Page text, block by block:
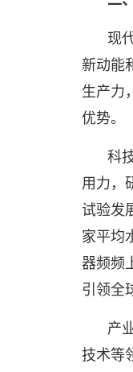
现
新动能
生产力
优势。
科
用力，
试验发
家平均
器频频
引领全
产
技术等